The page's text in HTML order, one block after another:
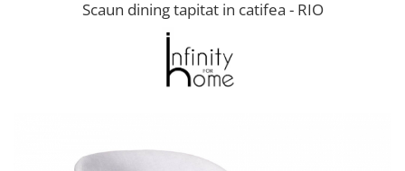
Comode living
Mobila dormitor
Scaun dining tapitat in catifea - RIO